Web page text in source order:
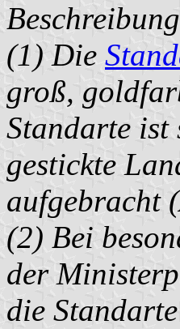
(1) Die
groß,
Standarte ist
gestickte
aufgebracht
(2) Bei
der
die